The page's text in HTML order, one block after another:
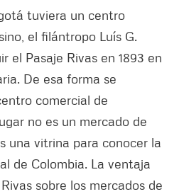
tuviera un centro
el filántropo Luís G.
el Pasaje Rivas en 1893 en
De esa forma se
comercial de
no es un mercado de
una vitrina para conocer la
de Colombia. La ventaja
sobre los mercados de